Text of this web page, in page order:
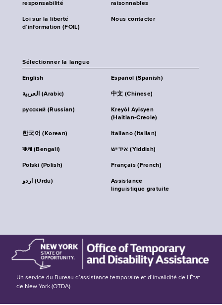
responsabilité
raisonnables
Loi sur la liberté
d’information (FOIL)
Nous contacter
Sélectionner la langue
English Español (Spanish)
العربية (Arabic) 中文 (Chinese)
русский (Russian)
Kreyòl Ayisyen
(Haitian-Creole)
한국어 (Korean) Italiano (Italian)
বাংলা (Bengali) אידיש (Yiddish)
Polski (Polish) Français (French)
اردو (Urdu)
Assistance
linguistique gratuite
Un service du Bureau d’assistance temporaire et d’invalidité de l’État
de New York (OTDA)